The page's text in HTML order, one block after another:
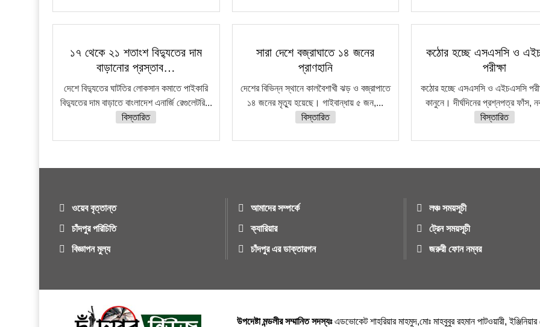
১৭ থেকে ২১ শতাংশ বিদ্যুতের দাম
বাড়ানোর প্রস্তাব…
দেশে বিদ্যুতের ঘাটতির লোকসান কমাতে পাইকারি
বিদ্যুতের দাম বাড়াতে বাংলাদেশ এনার্জি রেগুলেটরি...
বিস্তারিত
সারা দেশে বজ্রাঘাতে ১৪ জনের
প্রাণহানি
দেশের বিভিন্ন স্থানে কালবৈশাখী ঝড় ও বজ্রাপাতে
১৪ জনের মৃত্যু হয়েছে। গাইবান্ধায় ৫ জন,...
বিস্তারিত
কঠোর হচ্ছে এসএসসি ও
পরীক্ষা
কঠোর হচ্ছে এসএসসি ও এইচএসসি
কানুনে। দীর্ঘদিনের প্রশ্নপত্র ফাঁস,
বিস্তারিত
ওয়েব বৃত্তান্ত
চাঁদপুর পরিচিতি
বিজ্ঞাপন মুল্য
আমাদের সম্পর্কে
ক্যারিয়ার
চাঁদপুর এর ডাক্তারগন
লঞ্চ সময়সূচী
ট্রেন সময়সূচী
জরুরী ফোন নম্বর
উপদেষ্টা মন্ডলীর সম্মানিত সদস্যঃএডভোকেট শাহরিয়ার মাহমুদ,মোঃ মাহবুবুর রহমান পাটওয়ারী,